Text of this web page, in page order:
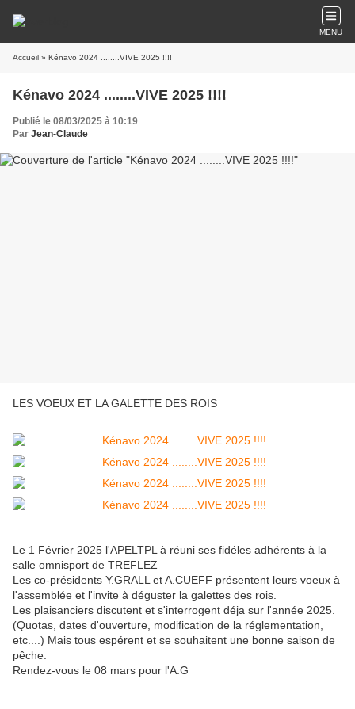
MENU
Accueil » Kénavo 2024 ........VIVE 2025 !!!!
Kénavo 2024 ........VIVE 2025 !!!!
Publié le 08/03/2025 à 10:19
Par Jean-Claude
LES VOEUX ET LA GALETTE DES ROIS
Le 1 Février 2025 l'APELTPL à réuni ses fidéles adhérents à la
salle omnisport de TREFLEZ
Les co-présidents Y.GRALL et A.CUEFF présentent leurs voeux à
l'assemblée et l'invite à déguster la galettes des rois.
Les plaisanciers discutent et s'interrogent déja sur l'année 2025.
(Quotas, dates d'ouverture, modification de la réglementation,
etc....) Mais tous espérent et se souhaitent une bonne saison de
pêche.
Rendez-vous le 08 mars pour l'A.G